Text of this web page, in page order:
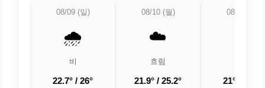
08/09 (일)
🌧️
비
22.7° / 26°
08/10 (월)
☁️
흐림
21.9° / 25.2°
08/11 (화)
21° / 24.6°